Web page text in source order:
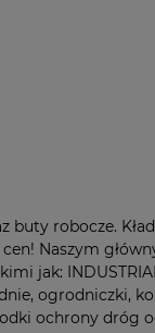
robocze.
Naszym
INDUSTRIAL
ogrodniczki,
ochrony dróg